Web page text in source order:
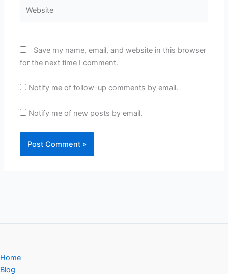
Save my name, email, and website in this browser
for the next time I comment.
Notify me of follow-up comments by email.
Notify me of new posts by email.
Home
Blog